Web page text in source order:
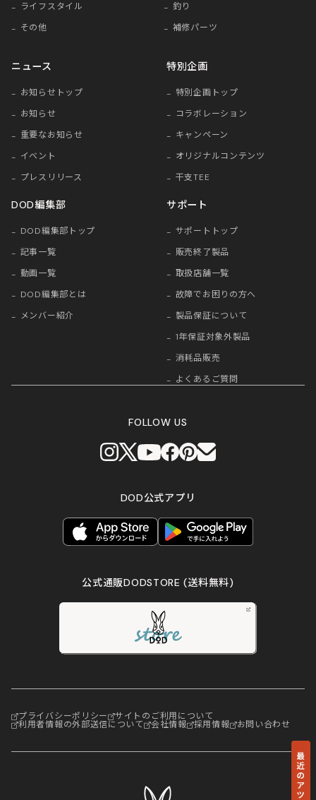
ライフスタイル
釣り
その他
補修パーツ
ニュース
お知らせトップ
お知らせ
重要なお知らせ
イベント
プレスリリース
特別企画
特別企画トップ
コラボレーション
キャンペーン
オリジナルコンテンツ
干支TEE
DOD編集部
DOD編集部トップ
記事一覧
動画一覧
DOD編集部とは
メンバー紹介
サポート
サポートトップ
販売終了製品
取扱店舗一覧
故障でお困りの方へ
製品保証について
1年保証対象外製品
消耗品販売
よくあるご質問
FOLLOW US
DOD公式アプリ
公式通販DODSTORE(送料無料)
プライバシーポリシー サイトのご利用について
利用者情報の外部送信について 会社情報 採用情報 お問い合わせ